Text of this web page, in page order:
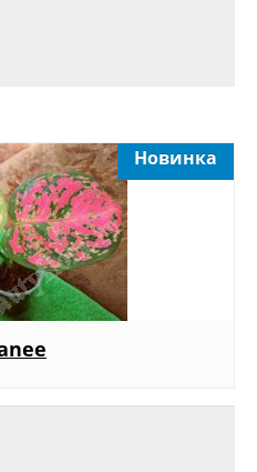
Новинка